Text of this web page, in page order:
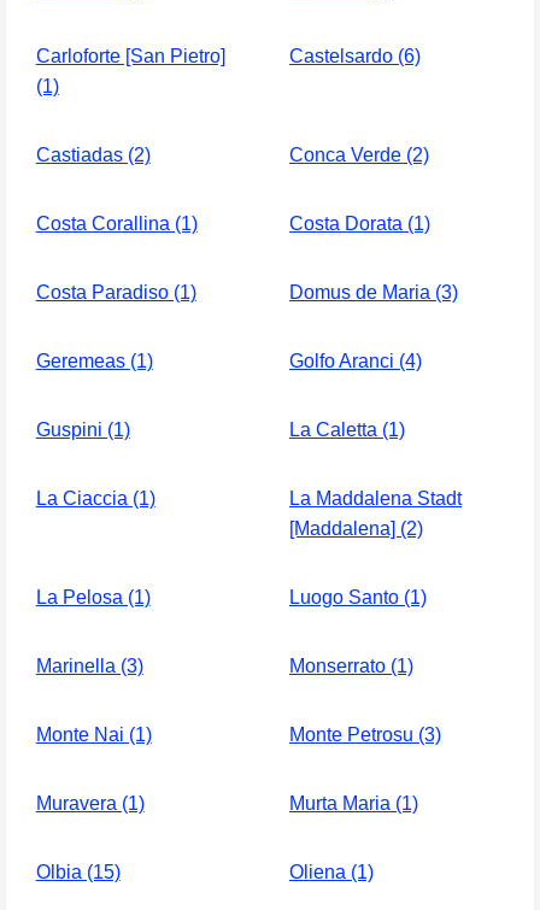
Carloforte [San Pietro]
(1)
Castelsardo (6)
Castiadas (2) Conca Verde (2)
Costa Corallina (1) Costa Dorata (1)
Costa Paradiso (1) Domus de Maria (3)
Geremeas (1) Golfo Aranci (4)
Guspini (1) La Caletta (1)
La Ciaccia (1)
La Maddalena Stadt
[Maddalena] (2)
La Pelosa (1) Luogo Santo (1)
Marinella (3) Monserrato (1)
Monte Nai (1) Monte Petrosu (3)
Muravera (1) Murta Maria (1)
Olbia (15) Oliena (1)